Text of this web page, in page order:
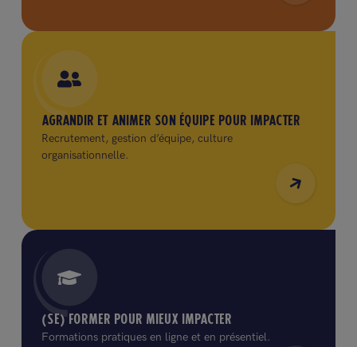
AGRANDIR ET ANIMER SON ÉQUIPE POUR IMPACTER
Recrutement, gestion d’équipe, culture
organisationnelle.
(SE) FORMER POUR MIEUX IMPACTER
Formations pratiques en ligne et en présentiel.